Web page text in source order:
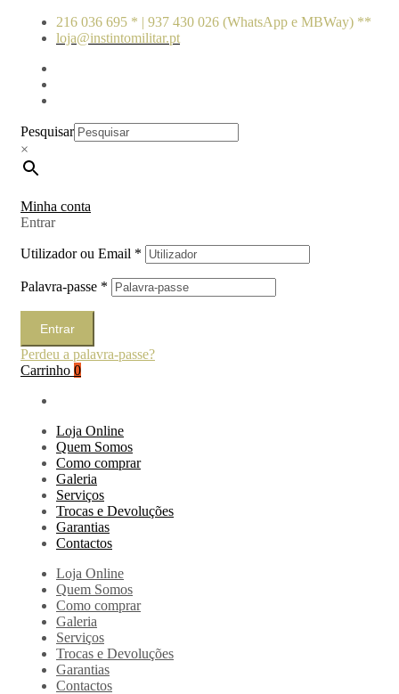
216 036 695 * | 937 430 026 (WhatsApp e MBWay) **
loja@instintomilitar.pt
Pesquisar
×
Minha conta
Entrar
Utilizador ou Email *
Palavra-passe *
Entrar
Perdeu a palavra-passe?
Carrinho 0
Loja Online
Quem Somos
Como comprar
Galeria
Serviços
Trocas e Devoluções
Garantias
Contactos
Loja Online
Quem Somos
Como comprar
Galeria
Serviços
Trocas e Devoluções
Garantias
Contactos